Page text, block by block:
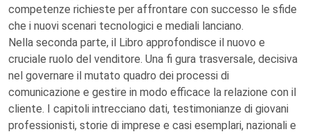
competenze richieste per affrontare con successo le sfide
che i nuovi scenari tecnologici e mediali lanciano.
Nella seconda parte, il Libro approfondisce il nuovo e
cruciale ruolo del venditore. Una fi gura trasversale, decisiva
nel governare il mutato quadro dei processi di
comunicazione e gestire in modo efficace la relazione con il
cliente. I capitoli intrecciano dati, testimonianze di giovani
professionisti, storie di imprese e casi esemplari, nazionali e